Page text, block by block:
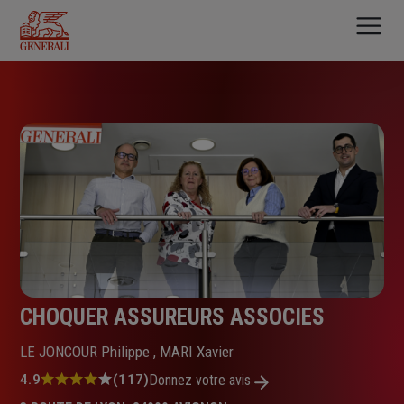
contenu
principal
CHOQUER ASSUREURS ASSOCIES
LE JONCOUR Philippe , MARI Xavier
Note
4.9 (117)Donnez votre avis